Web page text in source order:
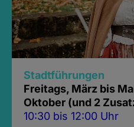
Stadtführungen
Freitags, März bis
Oktober (und 2
10:30 bis 12:00 Uhr